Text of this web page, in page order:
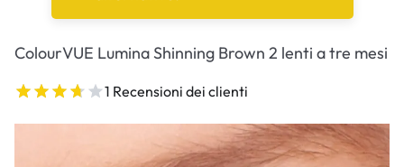
ColourVUE Lumina Shinning Brown 2 lenti a tre mesi
1 Recensioni dei clienti